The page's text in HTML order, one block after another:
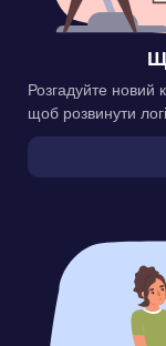
Розгадуйте новий
щоб розвинути